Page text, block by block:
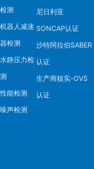
检测
机器人减速
器检测
水静压力检
测
性能检测
噪声检测
尼日利亚
SONCAP认证
沙特阿拉伯SABER
认证
生产商核实-OVS
认证